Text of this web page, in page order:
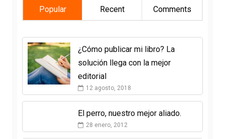
Popular Recent Comments
¿Cómo publicar mi libro? La
solución llega con la mejor
editorial
12 agosto, 2018
El perro, nuestro mejor aliado.
28 enero, 2012